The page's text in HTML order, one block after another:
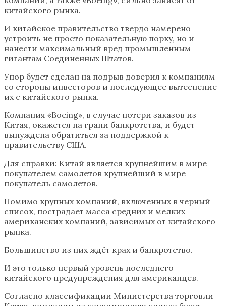
китайского рынка.
И китайское правительство твердо намерено
устроить не просто показательную порку, но и
нанести максимальный вред промышленным
гигантам Соединенных Штатов.
Упор будет сделан на подрыв доверия к компаниям
со стороны инвесторов и последующее вытеснение
их с китайского рынка.
Компания «Boeing», в случае потери заказов из
Китая, окажется на грани банкротства, и будет
вынуждена обратиться за поддержкой к
правительству США.
Для справки: Китай является крупнейшим в мире
покупателем самолетов крупнейший в мире
покупатель самолетов.
Помимо крупных компаний, включенных в черный
список, пострадает масса средних и мелких
американских компаний, зависимых от китайского
рынка.
Большинство из них ждёт крах и банкротство.
И это только первый уровень последнего
китайского предупреждения для американцев.
Согласно классификации Министерства торговли